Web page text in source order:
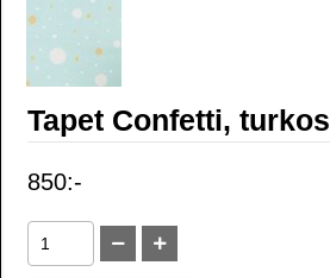
Tapet Confetti, turkos
850:-